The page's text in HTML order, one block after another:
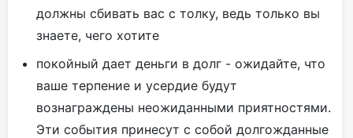
должны сбивать вас с толку, ведь только вы
знаете, чего хотите
покойный дает деньги в долг - ожидайте, что
ваше терпение и усердие будут
вознаграждены неожиданными приятностями.
Эти события принесут с собой долгожданные